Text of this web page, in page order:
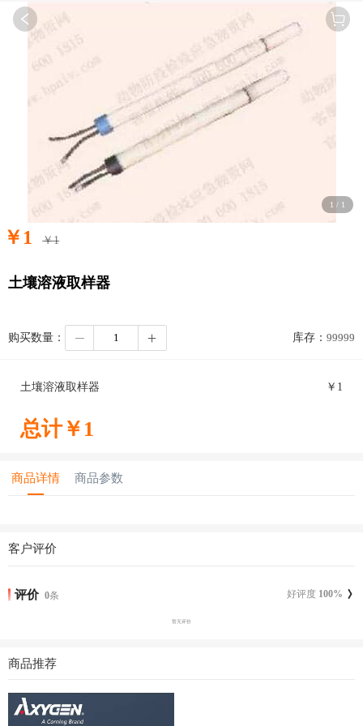
1 / 1
￥ 1 ￥1
土壤溶液取样器
购买数量： 库存： 99999
土壤溶液取样器 ￥ 1
总计￥ 1
商品详情 商品参数
客户评价
评价 好评度 100%
0条
暂无评价
商品推荐